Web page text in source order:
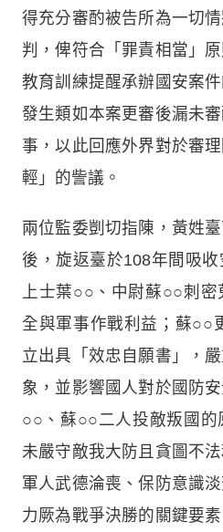
得充分審酌被告所為一切
判，俾符合「罪責相當」
教育訓練提醒承辦國安案
發生類如本案更審後漏未
事，以此回應外界對於審
輕」的訾議。
兩位監委剴切指陳，黃姓
後，旋返臺於108年間吸
上士葉○○、中尉蘇○○刺
全與軍事作戰利益；蘇○○
立出具「效忠自願書」，
象，並影響國人對於國防
○○、蘇○○二人投敵叛國的
未嚴守敵我大防且貪圖不
軍人武德淪喪、保防意識
力厥為戰爭決勝的關鍵要